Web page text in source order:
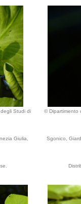
Studi di
Giulia,
© Dipartimento
Sgonico,